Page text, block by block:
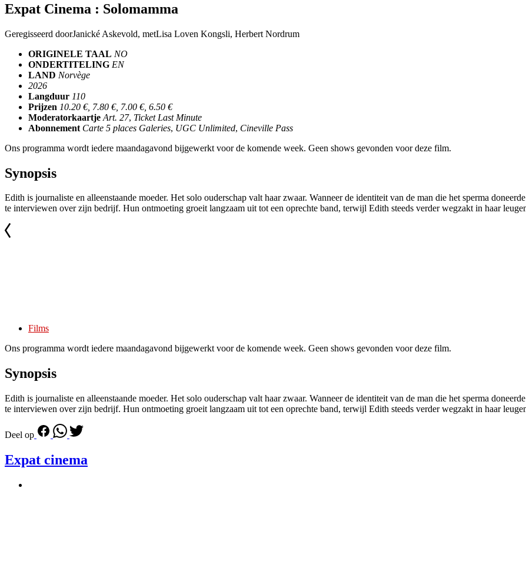
Expat Cinema : Solomamma
Geregisseerd doorJanické Askevold, metLisa Loven Kongsli, Herbert Nordrum
ORIGINELE TAAL NO
ONDERTITELING EN
LAND Norvège
2026
Langduur 110
Prijzen 10.20 €, 7.80 €, 7.00 €, 6.50 €
Moderatorkaartje Art. 27, Ticket Last Minute
Abonnement Carte 5 places Galeries, UGC Unlimited, Cineville Pass
Ons programma wordt iedere maandagavond bijgewerkt voor de komende week. Geen shows gevonden voor deze film.
Synopsis
Edith is journaliste en alleenstaande moeder. Het solo ouderschap valt haar zwaar. Wanneer de identiteit van de man die het sperma
te interviewen over zijn bedrijf. Hun ontmoeting groeit langzaam uit tot een oprechte band, terwijl Edith steeds verder wegzakt in haar
Films
Ons programma wordt iedere maandagavond bijgewerkt voor de komende week. Geen shows gevonden voor deze film.
Synopsis
Edith is journaliste en alleenstaande moeder. Het solo ouderschap valt haar zwaar. Wanneer de identiteit van de man die het sperma
te interviewen over zijn bedrijf. Hun ontmoeting groeit langzaam uit tot een oprechte band, terwijl Edith steeds verder wegzakt in haar
Deel op
Expat cinema